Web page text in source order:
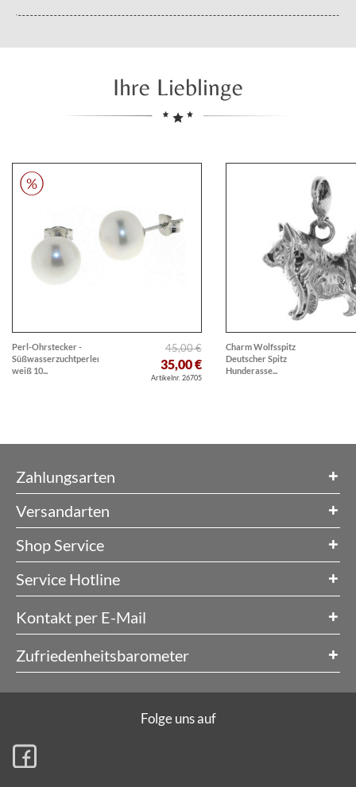
Ihre Lieblinge
Perl-Ohrstecker -
Süßwasserzuchtperlen
weiß 10...
45,00 €
35,00 €
Artikelnr. 26705
Charm Wolfsspitz
Deutscher Spitz
Hunderasse...
Zahlungsarten
Versandarten
Shop Service
Service Hotline
Kontakt per E-Mail
Zufriedenheitsbarometer
Folge uns auf